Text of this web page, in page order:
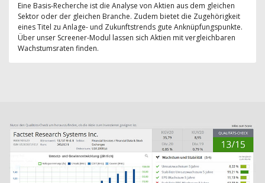
Eine Basis-Recherche ist die Analyse von Aktien aus dem gleichen
Sektor oder der gleichen Branche. Zudem bietet die Zugehörigkeit
eines Titel zu Anlage- und Zukunftstrends gute Anknüpfungspunkte.
Über unser Screener-Modul lassen sich Aktien mit vergleichbaren
Wachstumsraten finden.